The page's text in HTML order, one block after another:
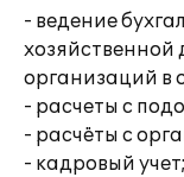
- ведение
хозяйственной
организаций в
- расчеты с
- расчёты с
- кадровый учет;